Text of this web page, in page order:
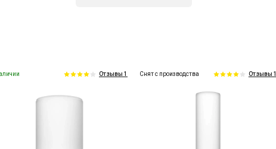
Болгария
Отзывы 1 Снят с производства Отзывы 1